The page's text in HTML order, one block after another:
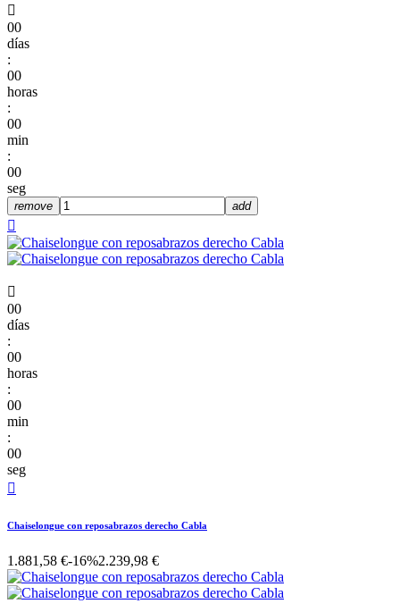

00
días
:
00
horas
:
00
min
:
00
seg
remove add


00
días
:
00
horas
:
00
min
:
00
seg

Chaiselongue con reposabrazos derecho Cabla
1.881,58 €-16%2.239,98 €